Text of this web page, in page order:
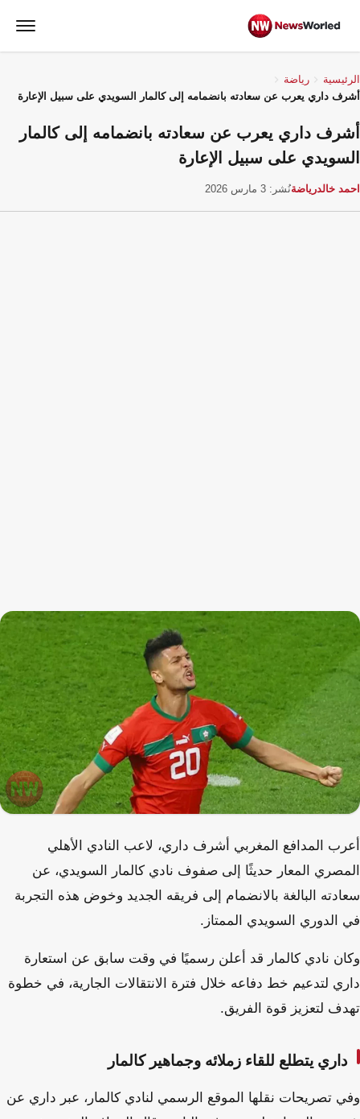
الرئيسية
رياضة
أشرف داري يعرب عن سعادته بانضمامه إلى كالمار السويدي على سبيل الإعارة
أشرف داري يعرب عن سعادته بانضمامه إلى كالمار
السويدي على سبيل الإعارة
احمد خالدرياضةنُشر: 3 مارس 2026
أعرب المدافع المغربي أشرف داري، لاعب النادي الأهلي
المصري المعار حديثًا إلى صفوف نادي كالمار السويدي، عن
سعادته البالغة بالانضمام إلى فريقه الجديد وخوض هذه التجربة
في الدوري السويدي الممتاز.
وكان نادي كالمار قد أعلن رسميًا في وقت سابق عن استعارة
داري لتدعيم خط دفاعه خلال فترة الانتقالات الجارية، في خطوة
تهدف لتعزيز قوة الفريق.
داري يتطلع للقاء زملائه وجماهير كالمار
وفي تصريحات نقلها الموقع الرسمي لنادي كالمار، عبر داري عن